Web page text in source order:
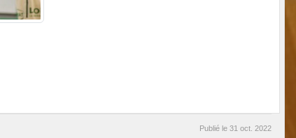
Publié le 31 oct. 2022